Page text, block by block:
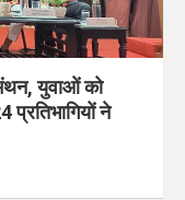
युवाओं को
ने